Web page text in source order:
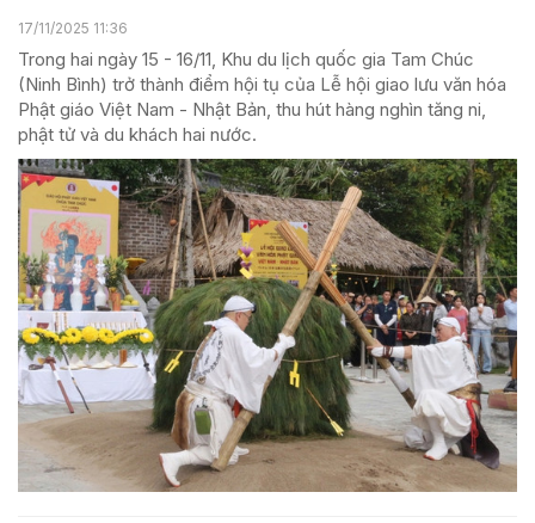
17/11/2025 11:36
Trong hai ngày 15 - 16/11, Khu du lịch quốc gia Tam Chúc
(Ninh Bình) trở thành điểm hội tụ của Lễ hội giao lưu văn hóa
Phật giáo Việt Nam - Nhật Bản, thu hút hàng nghìn tăng ni,
phật tử và du khách hai nước.